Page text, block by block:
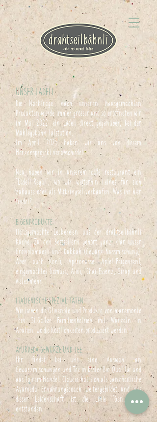
UNSER LÄDELI
Die Nachfrage nach unseren hausgemachten
Produkten wurde immer grösser und so eröffneten wir
im Mai 2022 ein Lädeli direkt gegenüber, bei der
Mühleggbahn Talstation.
Im April 2025 haben wir uns von diesem
Herzensprojekt verabschiedet.
Neu haben wir in unserem café restaurant ein
"Lädeli-Regal", wo wir weiterhin Feines für sich
zuhause oder als Mitbringsel verkaufen. Was ihr hier
findet?
EIGENPRODUKTE
Hausgemachte Leckereien aus der drahtseilbähnli
Küche. Zu den Bestsellern gehört ganz klar unser
Granolamüesli und Dukkah (Gewürz-Nussmischung).
Aber auch Konfi, Apéronüsse, Apfel-Feigensenf,
eingemachtes Gemüse, Aioli, Chai-Essenz, Sirup und
vieles mehr.
ITALIENISCHE SPEZIALITÄTEN
Wir lieben die Olivenöle und Produkte von maremonte
-ein St.Galler Familienbetrieb mit Wurzeln in
Apulien, wo die Köstlichkeiten produziert werden.
AYURVEDA GEWÜRZE UND TEE
Ihr findet bei uns eine Auswahl an
Gewürzmischungen und Tee in bester Bio-Qualität und
aus fairem Handel. Claudia hat sich als ganzheitliche
Ayurveda Ernährungscoach weitergebildet und aus
dieser Leidenschaft ist die Linie "Genussgold"
entstanden.